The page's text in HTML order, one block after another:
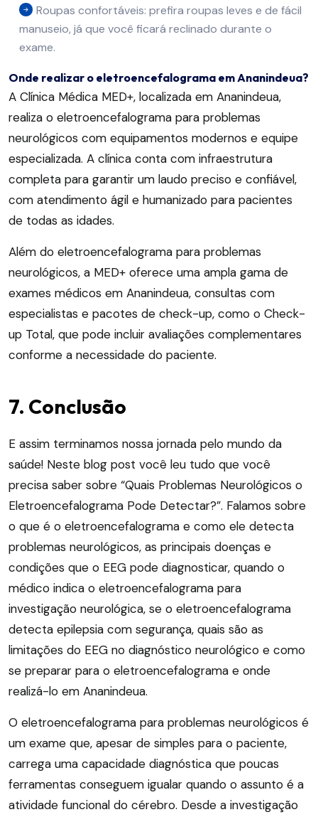
Roupas confortáveis: prefira roupas leves e de fácil
manuseio, já que você ficará reclinado durante o
exame.
Onde realizar o eletroencefalograma em Ananindeua?
A Clínica Médica MED+, localizada em Ananindeua,
realiza o eletroencefalograma para problemas
neurológicos com equipamentos modernos e equipe
especializada. A clínica conta com infraestrutura
completa para garantir um laudo preciso e confiável,
com atendimento ágil e humanizado para pacientes
de todas as idades.
Além do eletroencefalograma para problemas
neurológicos, a MED+ oferece uma ampla gama de
exames médicos em Ananindeua, consultas com
especialistas e pacotes de check-up, como o Check-
up Total, que pode incluir avaliações complementares
conforme a necessidade do paciente.
7. Conclusão
E assim terminamos nossa jornada pelo mundo da
saúde! Neste blog post você leu tudo que você
precisa saber sobre “Quais Problemas Neurológicos o
Eletroencefalograma Pode Detectar?”. Falamos sobre
o que é o eletroencefalograma e como ele detecta
problemas neurológicos, as principais doenças e
condições que o EEG pode diagnosticar, quando o
médico indica o eletroencefalograma para
investigação neurológica, se o eletroencefalograma
detecta epilepsia com segurança, quais são as
limitações do EEG no diagnóstico neurológico e como
se preparar para o eletroencefalograma e onde
realizá-lo em Ananindeua.
O eletroencefalograma para problemas neurológicos é
um exame que, apesar de simples para o paciente,
carrega uma capacidade diagnóstica que poucas
ferramentas conseguem igualar quando o assunto é a
atividade funcional do cérebro. Desde a investigação